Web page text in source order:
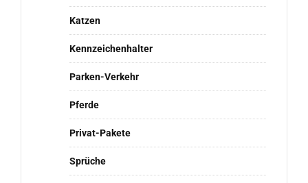
Katzen
Kennzeichenhalter
Parken-Verkehr
Pferde
Privat-Pakete
Sprüche